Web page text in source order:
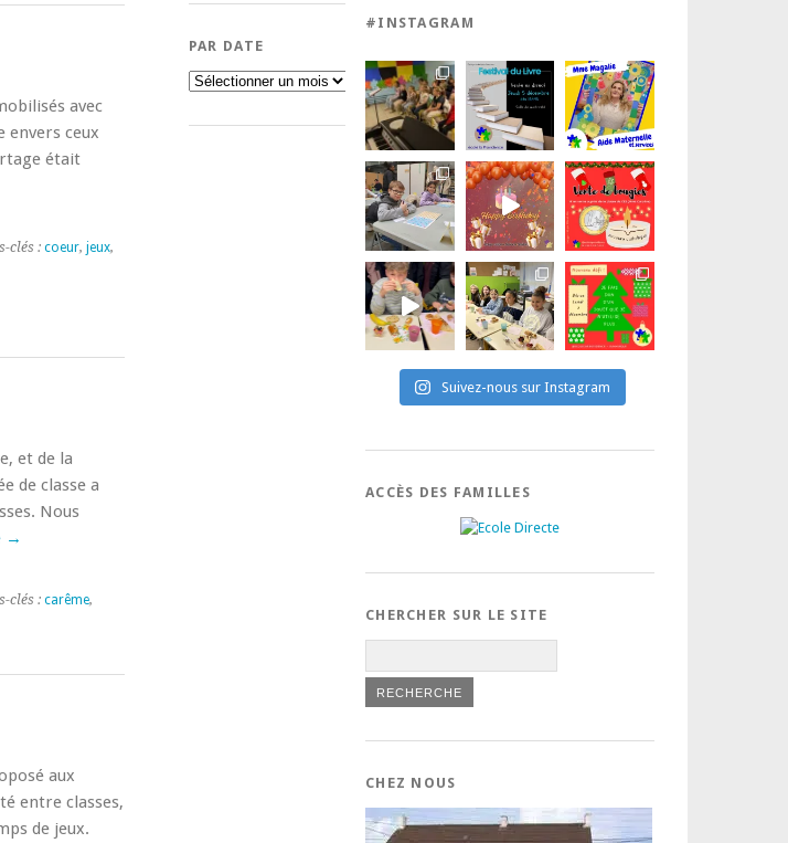
avec
envers ceux
était
clés : coeur, jeux,
et de la
de classe a
Nous
→
clés : carême,
aux
entre classes,
de jeux.
PAR DATE
Par
date
#INSTAGRAM
Suivez-nous sur Instagram
ACCÈS DES FAMILLES
CHERCHER SUR LE SITE
CHEZ NOUS